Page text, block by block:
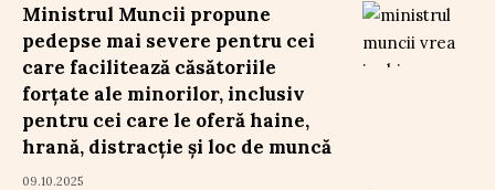
Ministrul Muncii propune
pedepse mai severe pentru cei
care facilitează căsătoriile
forțate ale minorilor, inclusiv
pentru cei care le oferă haine,
hrană, distracție și loc de muncă
09.10.2025